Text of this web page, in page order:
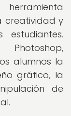
creatividad y
alumnos la
gráfico, la
de